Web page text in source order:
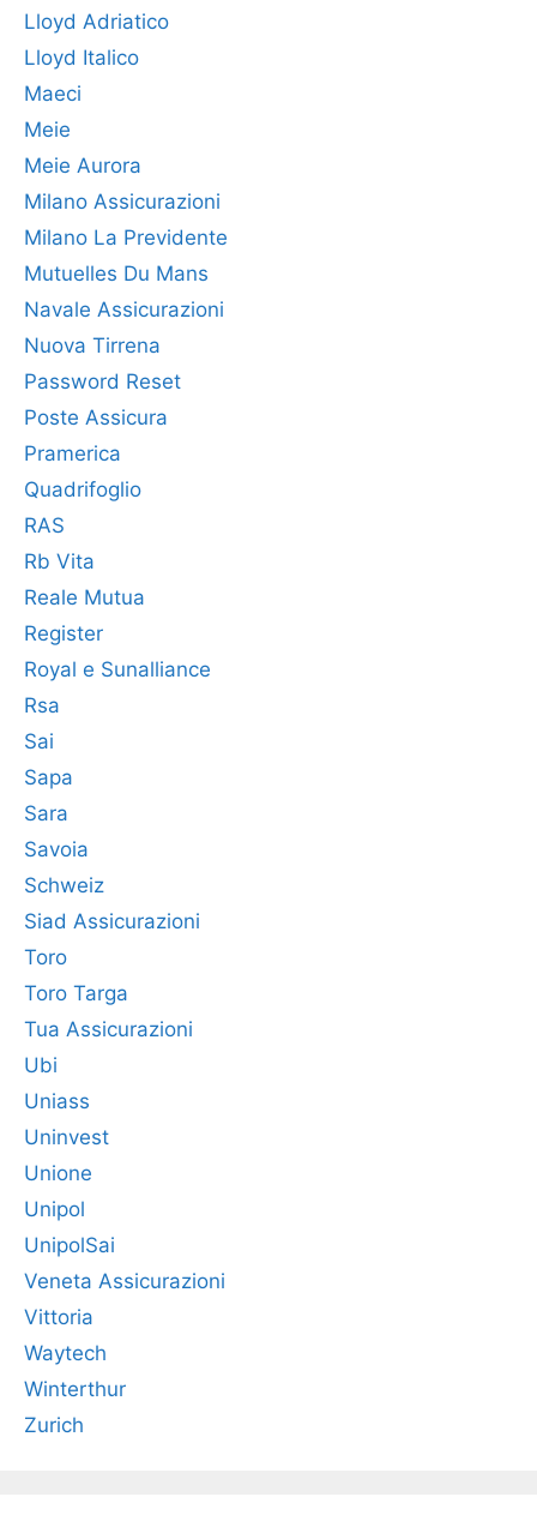
Lloyd Adriatico
Lloyd Italico
Maeci
Meie
Meie Aurora
Milano Assicurazioni
Milano La Previdente
Mutuelles Du Mans
Navale Assicurazioni
Nuova Tirrena
Password Reset
Poste Assicura
Pramerica
Quadrifoglio
RAS
Rb Vita
Reale Mutua
Register
Royal e Sunalliance
Rsa
Sai
Sapa
Sara
Savoia
Schweiz
Siad Assicurazioni
Toro
Toro Targa
Tua Assicurazioni
Ubi
Uniass
Uninvest
Unione
Unipol
UnipolSai
Veneta Assicurazioni
Vittoria
Waytech
Winterthur
Zurich